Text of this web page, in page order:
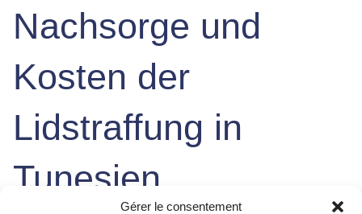
Gérer le consentement
Nachsorge und
Kosten der
Lidstraffung in
Tunesien